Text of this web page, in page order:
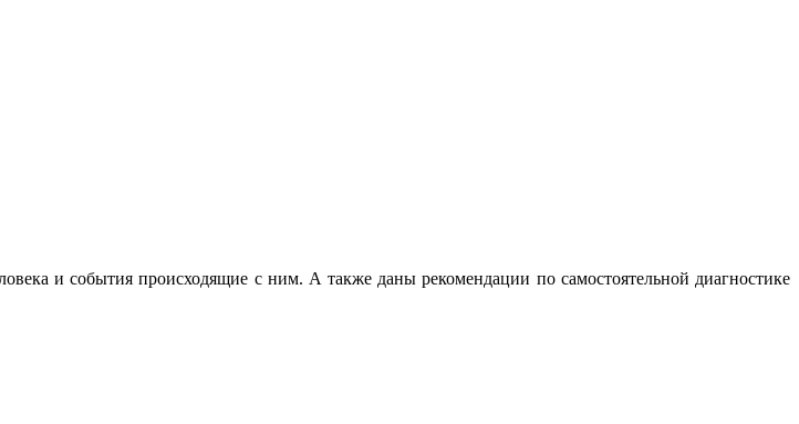
и события происходящие с ним. А также даны рекомендации по самостоятельной диагностике